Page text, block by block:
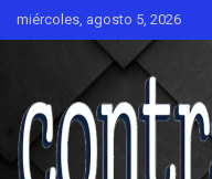
miércoles, agosto 5, 2026